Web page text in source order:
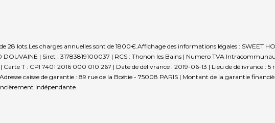
28 lots.Les charges annuelles sont de 1800€.Affichage des informations légales : SWEET
DOUVAINE | Siret : 31783819100037 | RCS : Thonon les Bains | Numero TVA
Carte T : CPI 7401 2016 000 010 267 | Date de délivrance : 2019-06-13 | Lieu de délivrance :
caisse de garantie : 89 rue de la Boétie - 75008 PARIS | Montant de la garantie
indépendante